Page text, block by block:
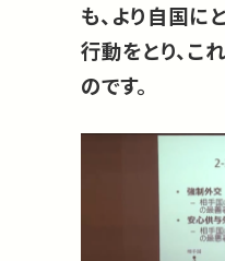
も、より自国
行動をとり、
のです。